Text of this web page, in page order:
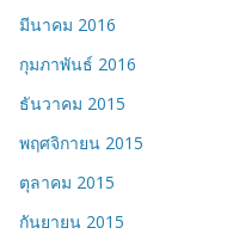
มีนาคม 2016
กุมภาพันธ์ 2016
ธันวาคม 2015
พฤศจิกายน 2015
ตุลาคม 2015
กันยายน 2015